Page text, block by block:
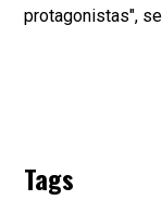
protagonistas",
Tags